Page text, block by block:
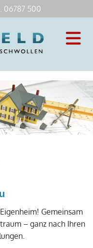
06787 500
Gemeinsam
– ganz nach Ihren